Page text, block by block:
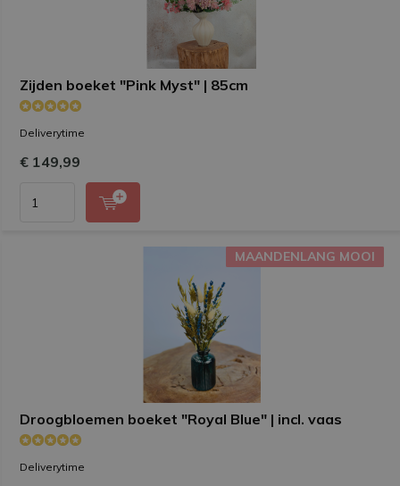
Zijden boeket "Pink Myst" | 85cm
Deliverytime
€ 149,99
Droogbloemen boeket "Royal Blue" | incl. vaas
Deliverytime
MAANDENLANG MOOI
MAANDENLANG MOOI